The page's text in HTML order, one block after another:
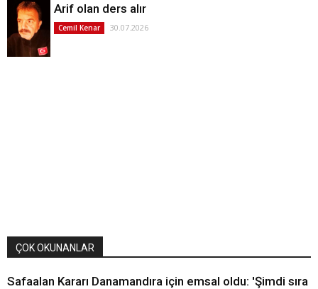
Arif olan ders alır
Cemil Kenar 30.07.2026
ÇOK OKUNANLAR
Safaalan Kararı Danamandıra için emsal oldu: 'Şimdi sıra